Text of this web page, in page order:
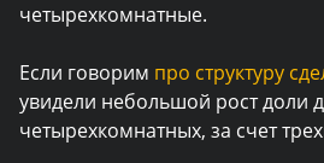
четырехкомнатные.
Если говорим про структуру
увидели небольшой рост доли
четырехкомнатных, за счет